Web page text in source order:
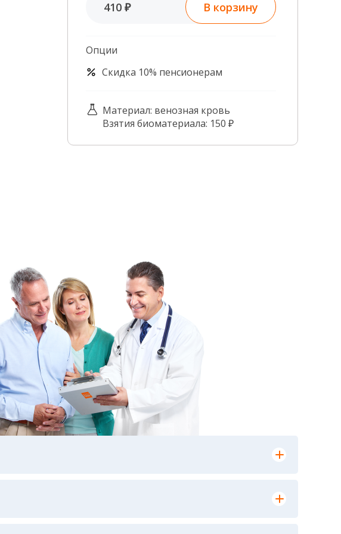
410 ₽ В корзину
Опции
Скидка 10% пенсионерам
Материал: венозная кровь
Взятия биоматериала: 150 ₽
стандартов выполнения лабораторных исследований и